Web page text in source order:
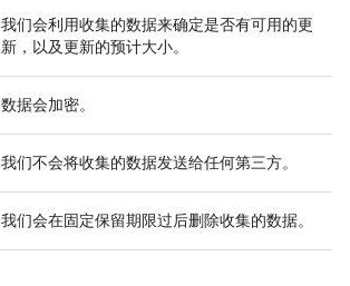
我们会利用收集的数据来确定是否有可用的更
新，以及更新的预计大小。
数据会加密。
我们不会将收集的数据发送给任何第三方。
我们会在固定保留期限过后删除收集的数据。